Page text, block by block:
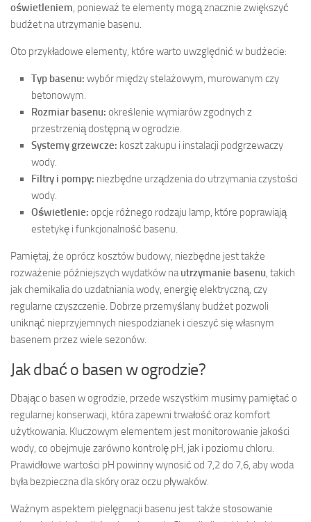
oświetleniem, ponieważ te elementy mogą znacznie zwiększyć
budżet na utrzymanie basenu.
Oto przykładowe elementy, które warto uwzględnić w budżecie:
Typ basenu: wybór między stelażowym, murowanym czy
betonowym.
Rozmiar basenu: określenie wymiarów zgodnych z
przestrzenią dostępną w ogrodzie.
Systemy grzewcze: koszt zakupu i instalacji podgrzewaczy
wody.
Filtry i pompy: niezbędne urządzenia do utrzymania czystości
wody.
Oświetlenie: opcje różnego rodzaju lamp, które poprawiają
estetykę i funkcjonalność basenu.
Pamiętaj, że oprócz kosztów budowy, niezbędne jest także
rozważenie późniejszych wydatków nautrzymanie basenu, takich
jak chemikalia do uzdatniania wody, energię elektryczną, czy
regularne czyszczenie. Dobrze przemyślany budżet pozwoli
uniknąć nieprzyjemnych niespodzianek i cieszyć się własnym
basenem przez wiele sezonów.
Jak dbać o basen w ogrodzie?
Dbając o basen w ogrodzie, przede wszystkim musimy pamiętać o
regularnej konserwacji, która zapewni trwałość oraz komfort
użytkowania. Kluczowym elementem jest monitorowanie jakości
wody, co obejmuje zarówno kontrolę pH, jak i poziomu chloru.
Prawidłowe wartości pH powinny wynosić od 7,2 do 7,6, aby woda
była bezpieczna dla skóry oraz oczu pływaków.
Ważnym aspektem pielęgnacji basenu jest także stosowanie